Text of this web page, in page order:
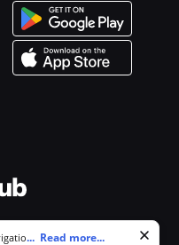
and personalize
... Read more...